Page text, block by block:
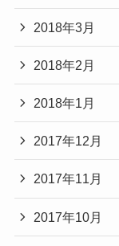
2018年3月
2018年2月
2018年1月
2017年12月
2017年11月
2017年10月